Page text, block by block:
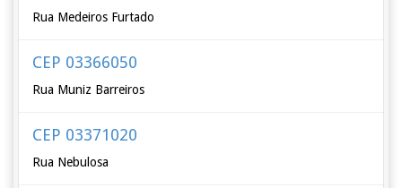
Rua Medeiros Furtado
CEP 03366050
Rua Muniz Barreiros
CEP 03371020
Rua Nebulosa